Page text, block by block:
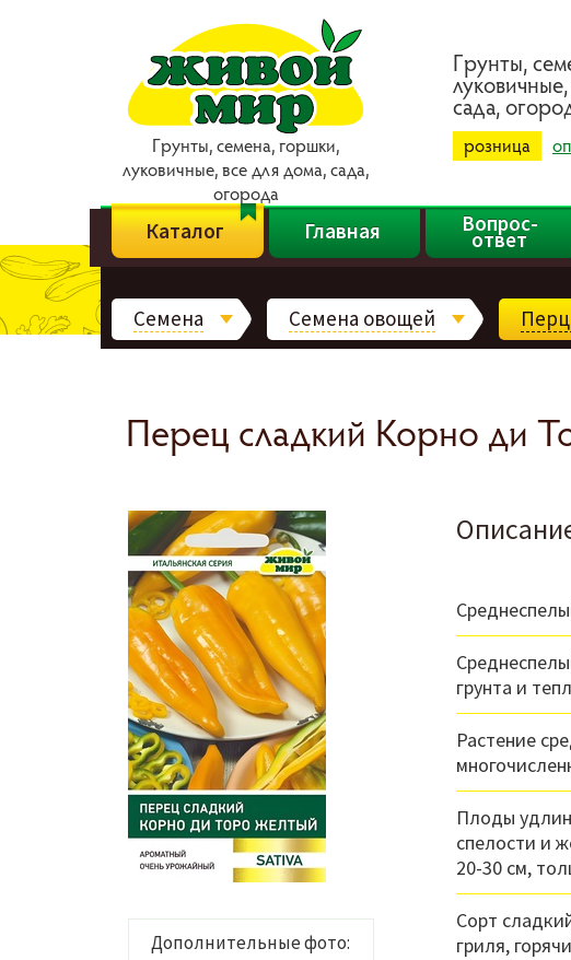
Гpyнты, ceмeнa, гopшки,
лyкoвичныe, вce для дoмa, caдa,
oгopoдa
Гpyнты,
caдa,
розница
Каталог Главная Вопрос-
ответ
Семена Семена овощей
Перец сладкий Корно ди
Дополнительные фото:
грунта и
Растение
Плоды
спелости и
20-30 см,
Сорт
гриля,